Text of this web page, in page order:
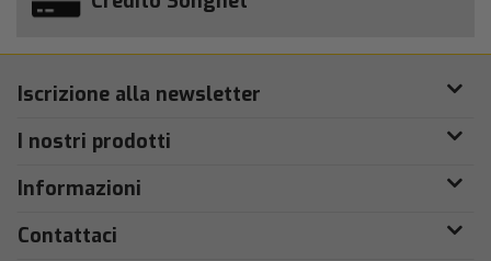
Iscrizione alla newsletter
I nostri prodotti
Informazioni
Contattaci